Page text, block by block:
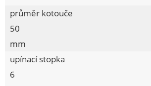
průměr kotouče
50
mm
upínací stopka
6